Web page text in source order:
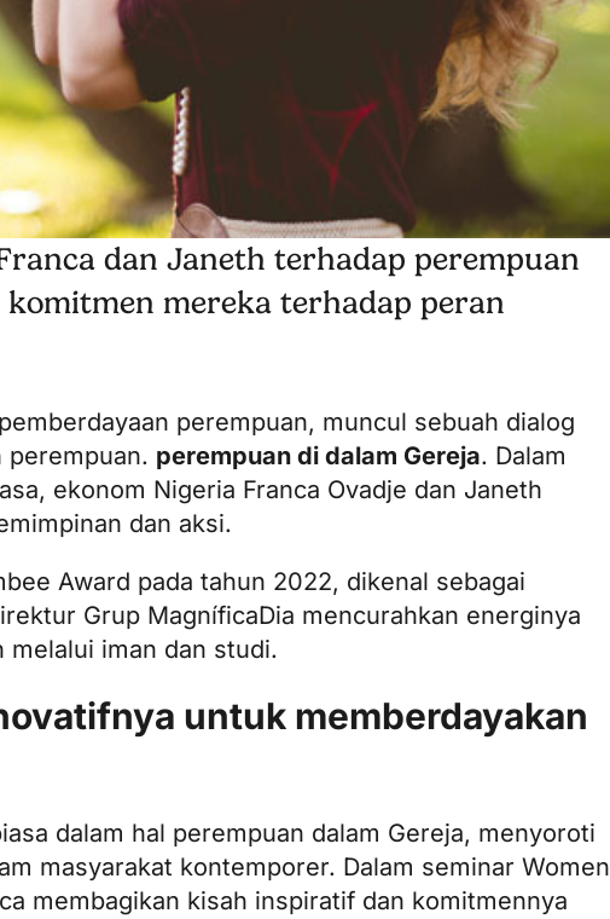
dan Janeth terhadap perempuan
mereka terhadap peran
perempuan, muncul sebuah dialog
perempuan. perempuan di dalam Gereja. Dalam
ekonom Nigeria Franca Ovadje dan Janeth
dan aksi.
Award pada tahun 2022, dikenal sebagai
Grup MagníficaDia mencurahkan energinya
iman dan studi.
untuk memberdayakan
dalam hal perempuan dalam Gereja, menyoroti
masyarakat kontemporer. Dalam seminar Women
membagikan kisah inspiratif dan komitmennya